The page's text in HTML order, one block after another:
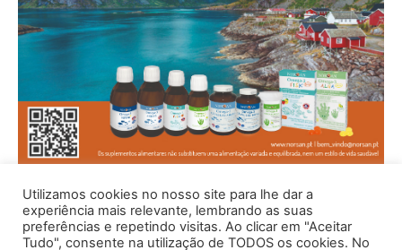
Utilizamos cookies no nosso site para lhe dar a
experiência mais relevante, lembrando as suas
preferências e repetindo visitas. Ao clicar em "Aceitar
Tudo", consente na utilização de TODOS os cookies. No